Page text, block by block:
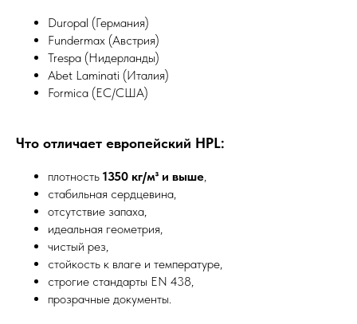
Duropal (Германия)
Fundermax (Австрия)
Trespa (Нидерланды)
Abet Laminati (Италия)
Formica (ЕС/США)
Что отличает европейский HPL:
плотность 1350 кг/м³ и выше
стабильная сердцевина,
отсутствие запаха,
идеальная геометрия,
чистый рез,
стойкость к влаге и температуре,
строгие стандарты EN 438,
прозрачные документы.